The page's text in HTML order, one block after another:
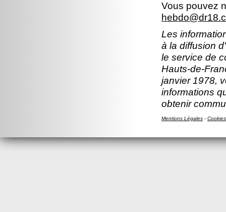
Vous pouvez
Les
à la diffusion
le service de
Hauts-de-
janvier 1978,
informations
obtenir
Mentions Légales - Cookies